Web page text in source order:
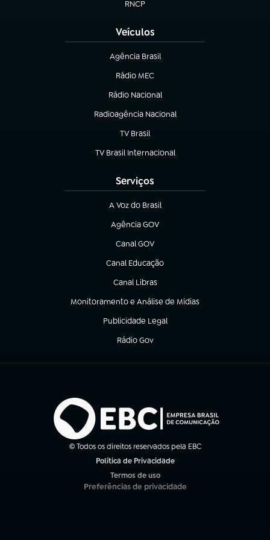
RNCP
(abre em nova aba)
Veículos
Agência Brasil
(abre em nova aba)
Rádio MEC
(abre em nova aba)
Rádio Nacional
Radioagência Nacional
(abre em nova aba)
TV Brasil
(abre em nova aba)
TV Brasil Internacional
(abre em nova aba)
Serviços
A Voz do Brasil
(abre em nova aba)
Agência GOV
(abre em nova aba)
Canal GOV
(abre em nova aba)
Canal Educação
(abre em nova aba)
Canal Libras
(abre em nova aba)
Monitoramento e Análise de Mídias
(abre em nova aba)
Publicidade Legal
(abre em nova aba)
Rádio Gov
(abre em nova aba)
© Todos os direitos reservados pela EBC
Política de Privacidade
Termos de uso
(abre em nova aba)
Preferências de privacidade